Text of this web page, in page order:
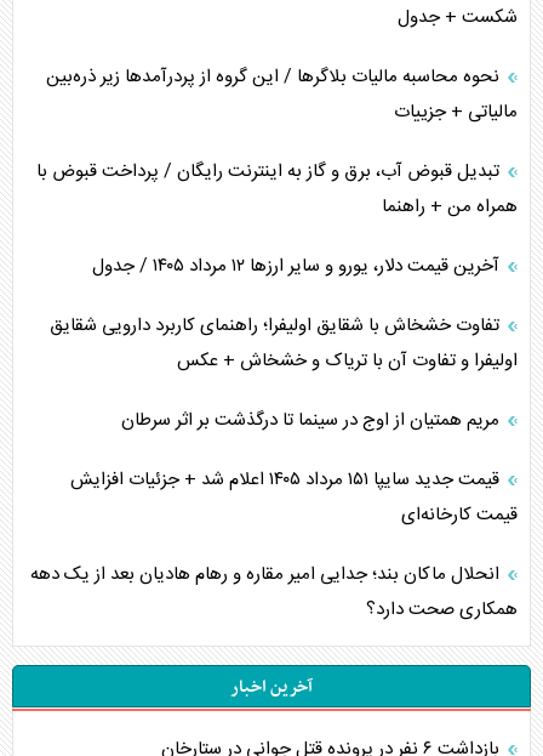
شکست + جدول
نحوه محاسبه مالیات بلاگر‌ها / این گروه از پردرآمد‌ها زیر ذره‌بین
مالیاتی + جزییات
تبدیل قبوض آب، برق و گاز به اینترنت رایگان / پرداخت قبوض با
همراه من + راهنما
آخرین قیمت دلار، یورو و سایر ارز‌ها ۱۲ مرداد ۱۴۰۵ / جدول
تفاوت خشخاش با شقایق اولیفرا؛ راهنمای کاربرد دارویی شقایق
اولیفرا و تفاوت آن با تریاک و خشخاش + عکس
مریم همتیان از اوج در سینما تا درگذشت بر اثر سرطان
قیمت جدید سایپا ۱۵۱ مرداد ۱۴۰۵ اعلام شد + جزئیات افزایش
قیمت کارخانه‌ای
انحلال ماکان بند؛ جدایی امیر مقاره و رهام هادیان بعد از یک دهه
همکاری صحت دارد؟
آخرین اخبار
بازداشت ۶ نفر در پرونده قتل جوانی در ستارخان